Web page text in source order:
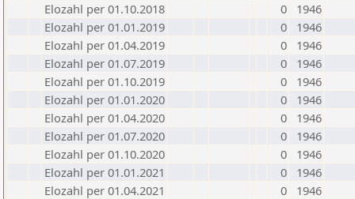
Elozahl per 01.10.2018
0
1946
Elozahl per 01.01.2019
0
1946
Elozahl per 01.04.2019
0
1946
Elozahl per 01.07.2019
0
1946
Elozahl per 01.10.2019
0
1946
Elozahl per 01.01.2020
0
1946
Elozahl per 01.04.2020
0
1946
Elozahl per 01.07.2020
0
1946
Elozahl per 01.10.2020
0
1946
Elozahl per 01.01.2021
0
1946
Elozahl per 01.04.2021
0
1946